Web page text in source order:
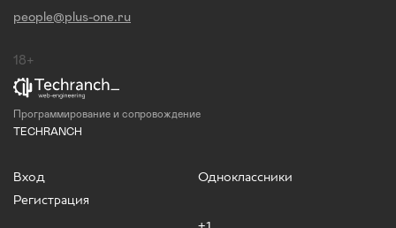
people@plus-one.ru
18+
Программирование и сопровождение
TECHRANCH
Вход
Регистрация
Одноклассники